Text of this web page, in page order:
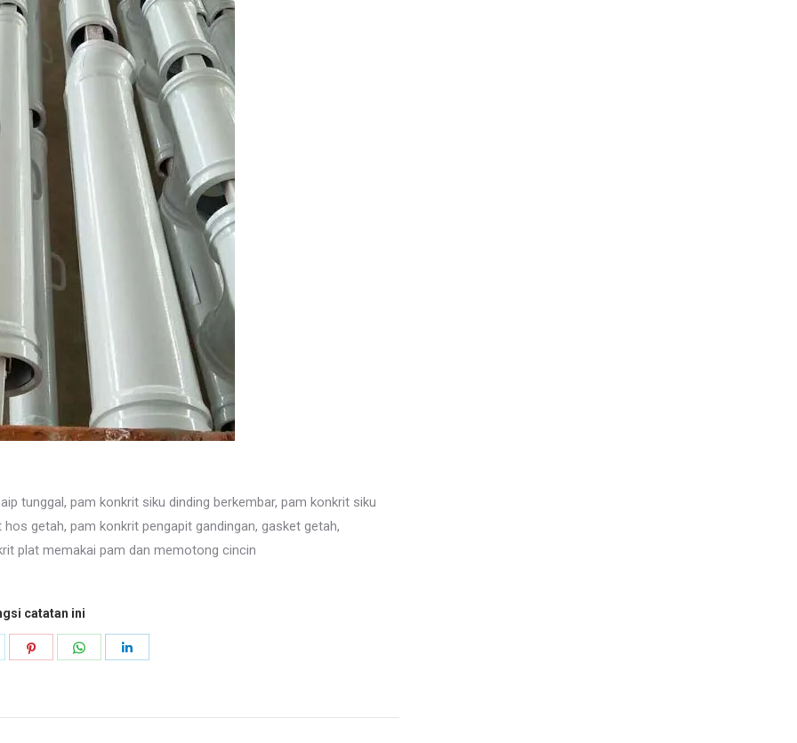
tunggal, pam konkrit siku dinding berkembar, pam konkrit siku
getah, pam konkrit pengapit gandingan, gasket getah,
plat memakai pam dan memotong cincin
catatan ini
KongsikanKongsikan